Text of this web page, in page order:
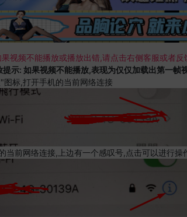
视频不能播放或播放出错,请点击右侧客服或者反
提示: 如果视频不能播放,表现为仅仅加载出第一帧
图标,打开手机的当前网络连接
当前网络连接,上边有一个感叹号,点击可以进行操